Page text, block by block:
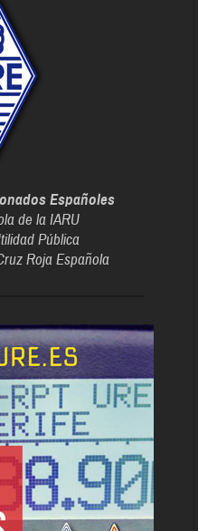
Españoles
de la IARU
Pública
Roja Española